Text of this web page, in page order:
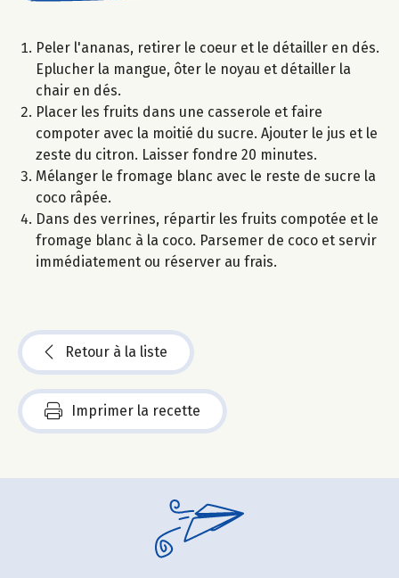
Peler l'ananas, retirer le coeur et le détailler en dés.
Eplucher la mangue, ôter le noyau et détailler la
chair en dés.
Placer les fruits dans une casserole et faire
compoter avec la moitié du sucre. Ajouter le jus et le
zeste du citron. Laisser fondre 20 minutes.
Mélanger le fromage blanc avec le reste de sucre la
coco râpée.
Dans des verrines, répartir les fruits compotée et le
fromage blanc à la coco. Parsemer de coco et servir
immédiatement ou réserver au frais.
Retour à la liste
Imprimer la recette